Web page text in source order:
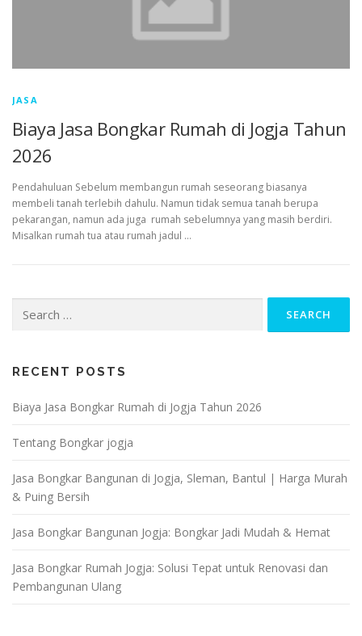
JASA
Biaya Jasa Bongkar Rumah di Jogja Tahun
2026
Pendahuluan Sebelum membangun rumah seseorang biasanya
membeli tanah terlebih dahulu. Namun tidak semua tanah berupa
pekarangan, namun ada juga rumah sebelumnya yang masih berdiri.
Misalkan rumah tua atau rumah jadul …
for:
RECENT POSTS
Biaya Jasa Bongkar Rumah di Jogja Tahun 2026
Tentang Bongkar jogja
Jasa Bongkar Bangunan di Jogja, Sleman, Bantul | Harga Murah
& Puing Bersih
Jasa Bongkar Bangunan Jogja: Bongkar Jadi Mudah & Hemat
Jasa Bongkar Rumah Jogja: Solusi Tepat untuk Renovasi dan
Pembangunan Ulang